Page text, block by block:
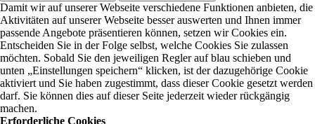
Damit wir auf unserer Webseite verschiedene Funktionen anbieten, die
Aktivitäten auf unserer Webseite besser auswerten und Ihnen immer
passende Angebote präsentieren können, setzen wir Cookies ein.
Entscheiden Sie in der Folge selbst, welche Cookies Sie zulassen
möchten. Sobald Sie den jeweiligen Regler auf blau schieben und
unten „Einstellungen speichern“ klicken, ist der dazugehörige Cookie
aktiviert und Sie haben zugestimmt, dass dieser Cookie gesetzt werden
darf. Sie können dies auf dieser Seite jederzeit wieder rückgängig
machen.
Erforderliche Cookies